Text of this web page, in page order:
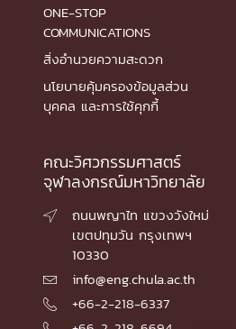
ONE-STOP
COMMUNICATIONS
สิ่งอำนวยความสะดวก
นโยบายคุ้มครองข้อมูลส่วน
บุคคล และการใช้คุกกี้
คณะวิศวกรรมศาสตร์
จุฬาลงกรณ์มหาวิทยาลัย

ถนนพญาไท แขวงวังใหม่
เขตปทุมวัน กรุงเทพฯ
10330
 info@eng.chula.ac.th
 +66-2-218-6337